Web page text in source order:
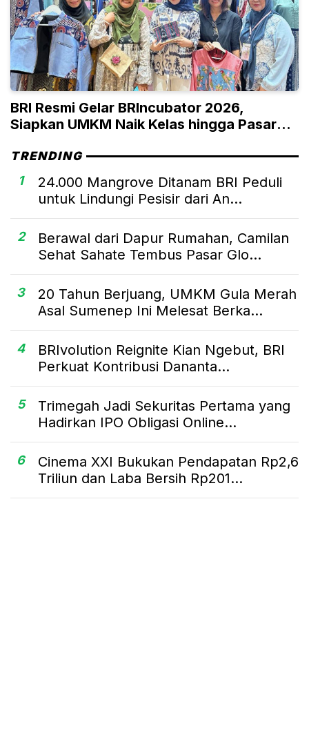
BRI Resmi Gelar BRIncubator 2026,
Siapkan UMKM Naik Kelas hingga Pasar
TRENDING
1
24.000 Mangrove Ditanam BRI Peduli
untuk Lindungi Pesisir dari An...
2
Berawal dari Dapur Rumahan, Camilan
Sehat Sahate Tembus Pasar Glo...
3
20 Tahun Berjuang, UMKM Gula Merah
Asal Sumenep Ini Melesat Berka...
4
BRIvolution Reignite Kian Ngebut, BRI
Perkuat Kontribusi Dananta...
5
Trimegah Jadi Sekuritas Pertama yang
Hadirkan IPO Obligasi Online...
6
Cinema XXI Bukukan Pendapatan Rp2,6
Triliun dan Laba Bersih Rp201...